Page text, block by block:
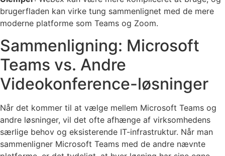
brugerfladen kan virke tung sammenlignet med de mere
moderne platforme som Teams og Zoom.
Sammenligning: Microsoft
Teams vs. Andre
Videokonference-løsninger
Når det kommer til at vælge mellem Microsoft Teams og
andre løsninger, vil det ofte afhænge af virksomhedens
særlige behov og eksisterende IT-infrastruktur. Når man
sammenligner Microsoft Teams med de andre nævnte